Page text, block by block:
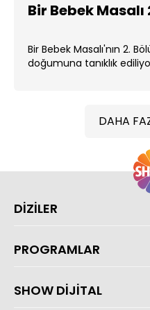
Bir Bebek Masalı
Bir Bebek Masalı'nın 2.
doğumuna tanıklık
DAHA
DİZİLER
PROGRAMLAR
SHOW DİJİTAL